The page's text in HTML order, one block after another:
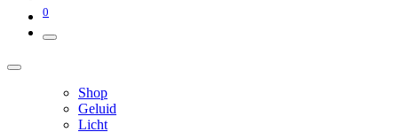
0
Shop
Geluid
Licht